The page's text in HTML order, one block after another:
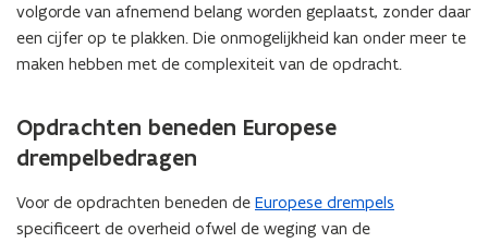
volgorde van afnemend belang worden geplaatst, zonder daar
een cijfer op te plakken. Die onmogelijkheid kan onder meer te
maken hebben met de complexiteit van de opdracht.
Opdrachten beneden Europese
drempelbedragen
Voor de opdrachten beneden de Europese drempels
specificeert de overheid ofwel de weging van de